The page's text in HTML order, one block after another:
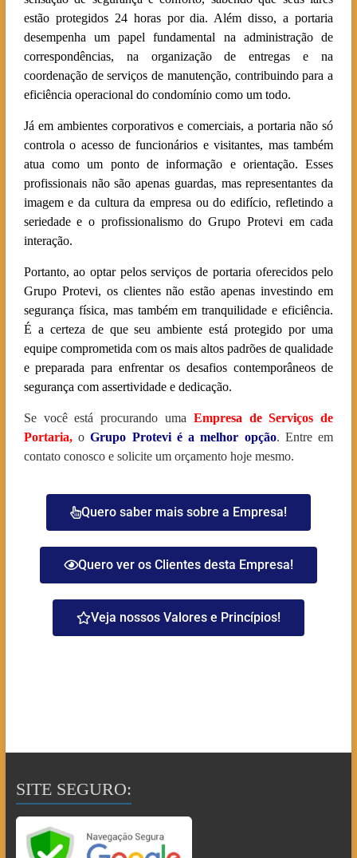
estão protegidos 24 horas por dia. Além disso, a portaria
desempenha um papel fundamental na administração de
correspondências, na organização de entregas e na
coordenação de serviços de manutenção, contribuindo para a
eficiência operacional do condomínio como um todo.
Já em ambientes corporativos e comerciais, a portaria não só
controla o acesso de funcionários e visitantes, mas também
atua como um ponto de informação e orientação. Esses
profissionais não são apenas guardas, mas representantes da
imagem e da cultura da empresa ou do edifício, refletindo a
seriedade e o profissionalismo do Grupo Protevi em cada
interação.
Portanto, ao optar pelos serviços de portaria oferecidos pelo
Grupo Protevi, os clientes não estão apenas investindo em
segurança física, mas também em tranquilidade e eficiência.
É a certeza de que seu ambiente está protegido por uma
equipe comprometida com os mais altos padrões de qualidade
e preparada para enfrentar os desafios contemporâneos de
segurança com assertividade e dedicação.
Se você está procurando uma Empresa de Serviços de
Portaria,oGrupo Protevi é a melhor opção. Entre em
contato conosco e solicite um orçamento hoje mesmo.
Quero saber mais sobre a Empresa!
Quero ver os Clientes desta Empresa!
Veja nossos Valores e Princípios!
SITE SEGURO: